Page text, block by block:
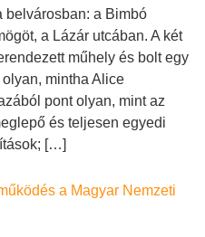
belvárosban: a Bimbó
a Lázár utcában. A két
műhely és bolt egy
mintha Alice
pont olyan, mint az
és teljesen egyedi
[…]
a Magyar Nemzeti